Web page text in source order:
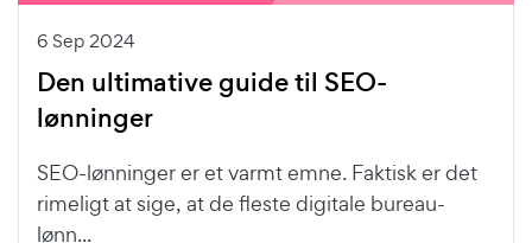
6 Sep 2024
Den ultimative guide til SEO-
lønninger
SEO-lønninger er et varmt emne. Faktisk er det
rimeligt at sige, at de fleste digitale bureau-
lønn...